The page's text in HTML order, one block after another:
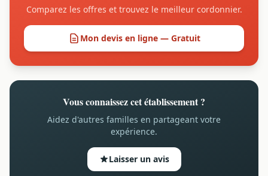
Comparez les offres et trouvez le meilleur cordonnier.
Mon devis en ligne — Gratuit
Vous connaissez cet établissement ?
Aidez d'autres familles en partageant votre
expérience.
Laisser un avis